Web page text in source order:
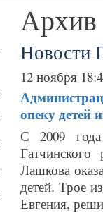
Архив
Новости
12 ноября
опеку детей
С 2009
Лашкова
детей. Трое
Евгения,